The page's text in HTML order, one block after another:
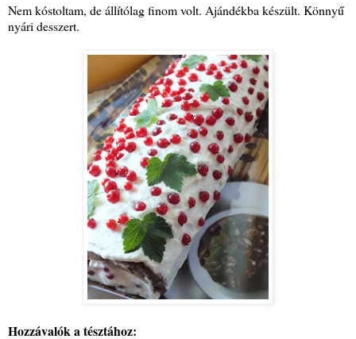
Nem kóstoltam, de állítólag finom volt. Ajándékba készült. Könnyű
nyári desszert.
Hozzávalók a tésztához: